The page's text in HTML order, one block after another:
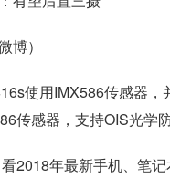
博）
使用IMX586传感器
传感器，支持OIS光学防
2018年最新手机、笔